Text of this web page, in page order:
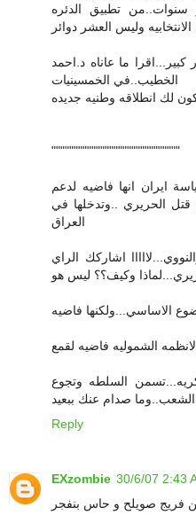
سنوات..من تطبيق الدئره
ما عاناه د.احمد
الخطيب..في الخمسينيات
"""""""""""""""""""""""""""""
ايران انها فاضيه لدعم
قتل الحريري ..وتدخلها في
العراق
اشاركك الراي
وكيف؟؟ ليس هو
الاساسي...ولكنها فاضيه
الشموليه فاضيه لقمع
السلطه وتجوع
Reply
EXzombie 30/6/07 2:43
فريج صويلح و حاس بنفجر